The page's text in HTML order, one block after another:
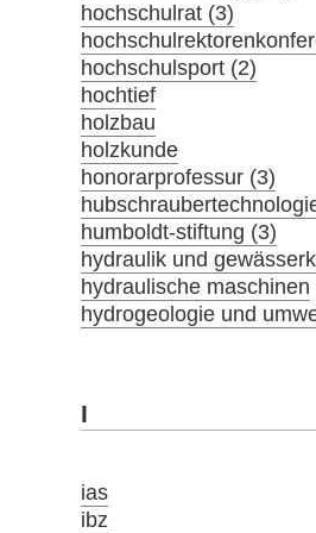
hochschulrat (3)
hochschulsport (2)
hochtief
holzbau
holzkunde
honorarprofessur (3)
humboldt-stiftung (3)
hydraulik und
hydraulische maschinen
hydrogeologie und
I
ias
ibz